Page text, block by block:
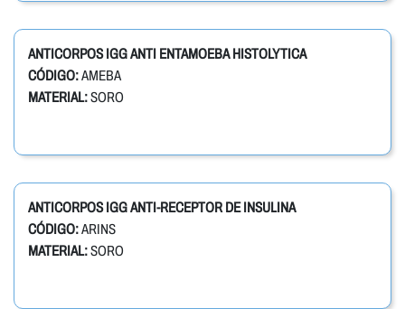
ANTICORPOS IGG ANTI ENTAMOEBA HISTOLYTICA
CÓDIGO:AMEBA
MATERIAL:SORO
ANTICORPOS IGG ANTI-RECEPTOR DE INSULINA
CÓDIGO:ARINS
MATERIAL:SORO